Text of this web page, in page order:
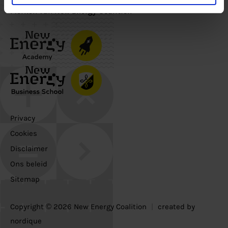
Merken van New Energy Coalition
Copyright © 2026 New Energy Coalition
created by
nordique
Privacy
Cookies
Disclaimer
Ons beleid
Sitemap